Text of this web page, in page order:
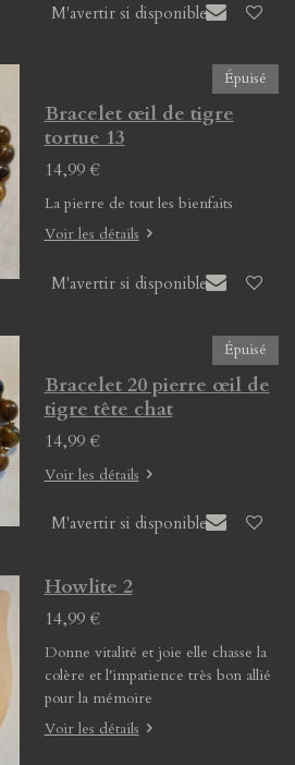
M'avertir si disponible
Épuisé
Bracelet œil de tigre
tortue 13
14,99 €
La pierre de tout les bienfaits
Voir les détails
M'avertir si disponible
Épuisé
Bracelet 20 pierre œil de
tigre tête chat
14,99 €
Voir les détails
M'avertir si disponible
Howlite 2
14,99 €
Donne vitalité et joie elle chasse la
colère et l'impatience très bon allié
pour la mémoire
Voir les détails